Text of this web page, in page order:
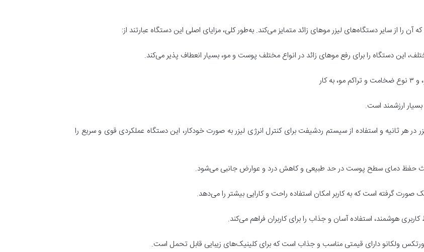
آن را از سایر دستگاه‌های لیزر موهای زائد متمایز می‌کند. به‌طور کلی، مزایای اصلی این دستگاه عبارتند از:
این دستگاه را برای رفع موهای زائد در انواع مختلف پوست و مو، بسیار انعطاف پذیر می‌کند.
ارزشمند است.
و عملکرد قوی: با توانایی ارسال حدود ۱۵۰ پرتو لیزر در هر ثانیه و استفاده از سیستم ردشیفت برای کنترل انرژی لیزر به صورت خودکار، این دستگاه عملکردی قوی و سریع را
حفظ دمای سطح پوست در حد طبیعی و کاهش درد و عوارض جانبی می‌شود.
گرفته است که به کاربر امکان استفاده راحت و کارایی بیشتر را می‌دهد.
ورتکس ولکانو دارای قیمتی مناسب و جذاب است که برای کلینیک‌های زیبایی قابل تحمل است.